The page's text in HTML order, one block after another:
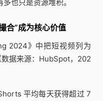
也只是资源堆积。
合”成为核心价值
2024》中把短视频列为
据来源：HubSpot，202
平均每天获得超过 7